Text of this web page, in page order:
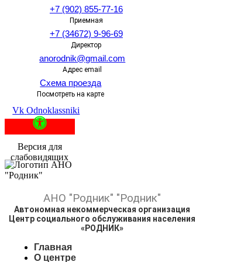
+7 (902) 855-77-16
Приемная
+7 (34672) 9-96-69
Директор
anorodnik@gmail.com
Адрес email
Схема проезда
Посмотреть на карте
Vk Odnoklassniki
Версия для
слабовидящих
АНО "Родник" "Родник"
Автономная некоммерческая организация
Центр социального обслуживания населения
«РОДНИК»
Главная
О центре